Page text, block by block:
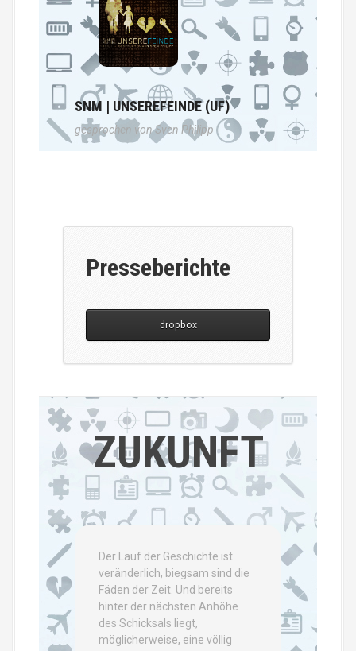
SNM | UNSEREFEINDE (UF)
gesprochen von Sven Philipp
Presseberichte
dropbox
ZUKUNFT
Der Lauf der Geschichte ist
veränderlich, biegsam sind die
Fäden der Zeit. Und bereits
hinter der nächsten Anhöhe
des Schicksals liegt,
möglicherweise, eine völlig